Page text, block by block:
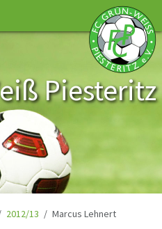
Piesteritz
2012/13 Marcus Lehnert